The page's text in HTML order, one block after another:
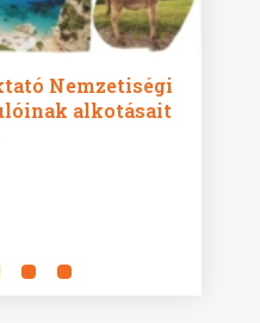
Nemzetiségi
alkotásait